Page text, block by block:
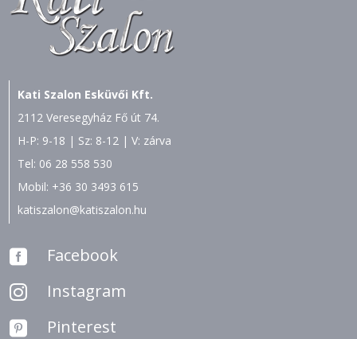
Kati Szalon Esküvői Kft.
2112 Veresegyház Fő út 74.
H-P: 9-18 | Sz: 8-12 | V: zárva
Tel: 06 28 558 530
Mobil: +36 30 3493 615
katiszalon@katiszalon.hu
 Facebook
 Instagram
 Pinterest